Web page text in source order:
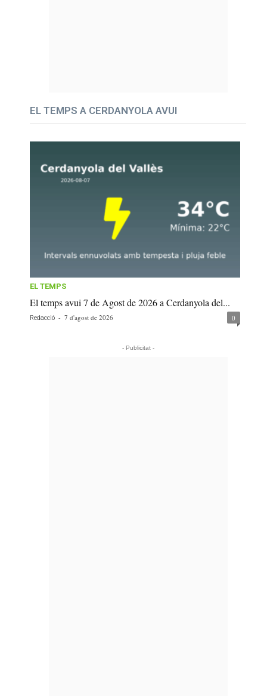
EL TEMPS A CERDANYOLA AVUI
EL TEMPS
El temps avui 7 de Agost de 2026 a Cerdanyola del...
Redacció - 7 d'agost de 2026 0
- Publicitat -